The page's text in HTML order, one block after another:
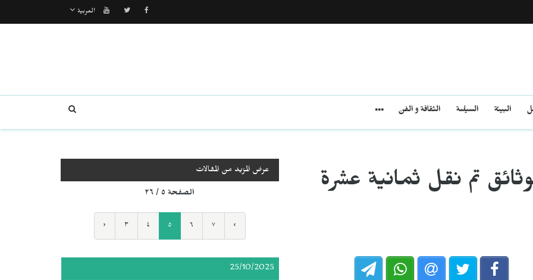
العربية
البيئة السياسة الثقافة و الفن
تم نقل ثمانية عشرة
عرض المزيد من المقالات
الصفحة ٥ / ٢٦
‹ ٣ ٤ ٥ ٦ ٧ ›
25/10/2025